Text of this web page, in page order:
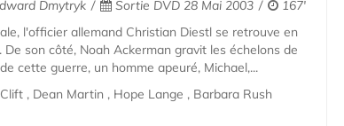
Dmytryk Sortie DVD 28 Mai 2003
167'
l'officier allemand Christian Diestl se retrouve en
son côté, Noah Ackerman gravit les échelons de
cette guerre, un homme apeuré, Michael,...
, Dean Martin , Hope Lange , Barbara Rush